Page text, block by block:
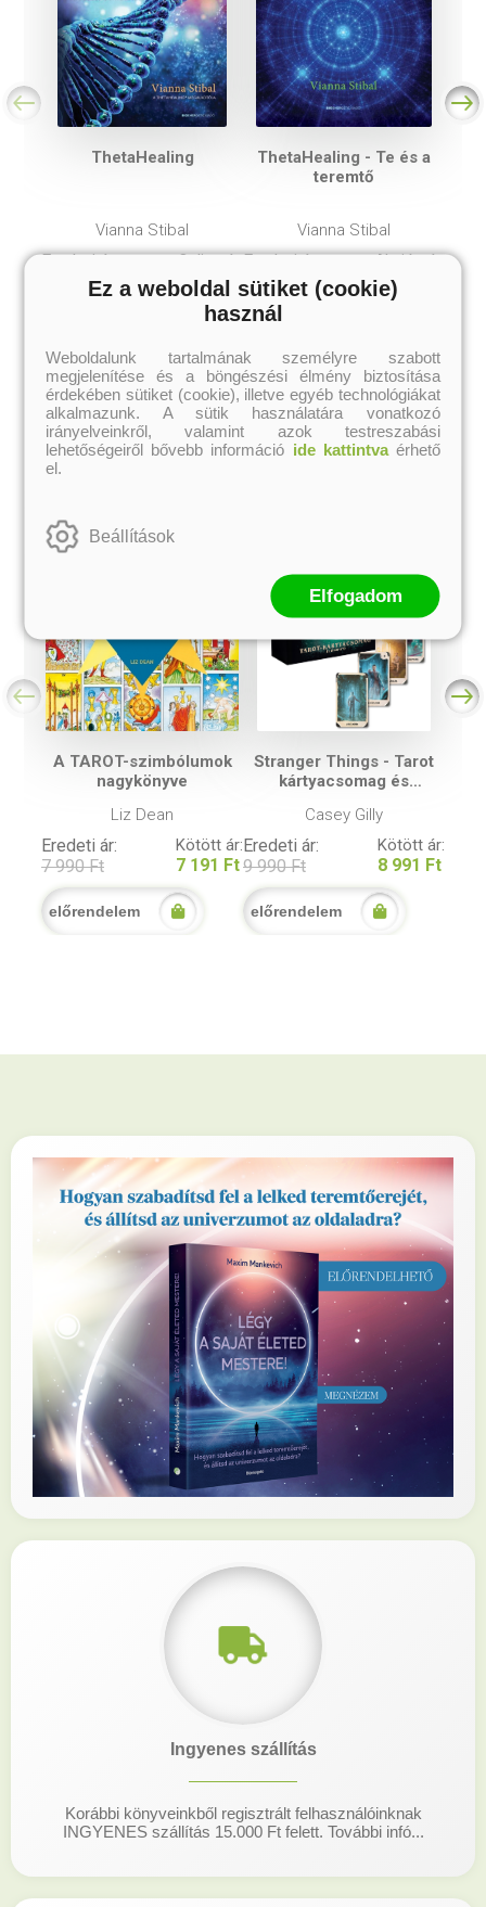
ThetaHealing
Vianna Stibal
Eredeti ár:
5 990 Ft
Online ár:
4 493 Ft
ThetaHealing - Te és a
teremtő
Vianna Stibal
Eredeti ár:
2 990 Ft
Akciós ár:
1 196 Ft
kosárba
A kategória további termékei
A TAROT-szimbólumok
nagykönyve
Liz Dean
Eredeti ár:
7 990 Ft
Kötött ár:
7 191 Ft
előrendelem
Stranger Things - Tarot
kártyacsomag és
Casey Gilly
Eredeti ár:
9 990 Ft
Kötött ár:
8 991 Ft
előrendelem
Ingyenes szállítás
Korábbi könyveinkből regisztrált felhasználóinknak
INGYENES szállítás 15.000 Ft felett. További infó...
Ez a weboldal sütiket (cookie)
használ
Weboldalunk tartalmának személyre szabott
megjelenítése és a böngészési élmény biztosítása
érdekében sütiket (cookie), illetve egyéb technológiákat
alkalmazunk. A sütik használatára vonatkozó
irányelveinkről, valamint azok testreszabási
lehetőségeiről bővebb információ ide kattintvaérhető
el.
Beállítások
Elfogadom